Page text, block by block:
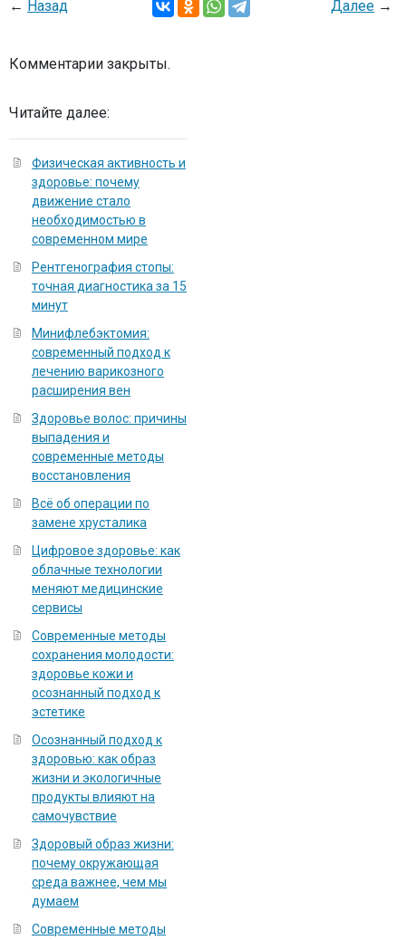
← Назад Далее →
Комментарии закрыты.
Читайте далее:
Физическая активность и
здоровье: почему
движение стало
необходимостью в
современном мире
Рентгенография стопы:
точная диагностика за 15
минут
Минифлебэктомия:
современный подход к
лечению варикозного
расширения вен
Здоровье волос: причины
выпадения и
современные методы
восстановления
Всё об операции по
замене хрусталика
Цифровое здоровье: как
облачные технологии
меняют медицинские
сервисы
Современные методы
сохранения молодости:
здоровье кожи и
осознанный подход к
эстетике
Осознанный подход к
здоровью: как образ
жизни и экологичные
продукты влияют на
самочувствие
Здоровый образ жизни:
почему окружающая
среда важнее, чем мы
думаем
Современные методы